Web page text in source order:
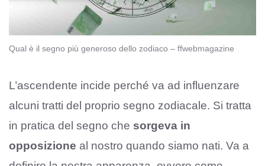
Qual è il segno più generoso dello zodiaco – ffwebmagazine
L’ascendente incide perché va ad influenzare
alcuni tratti del proprio segno zodiacale. Si tratta
in pratica del segno che sorgeva in
opposizione al nostro quando siamo nati. Va a